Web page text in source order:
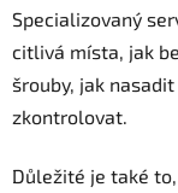
Specializovaný
citlivá místa, jak
šrouby, jak
zkontrolovat.
Důležité je také